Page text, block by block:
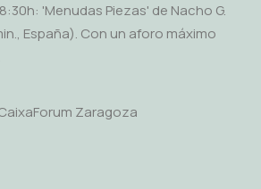
'Menudas Piezas' de Nacho G.
España). Con un aforo máximo
Zaragoza